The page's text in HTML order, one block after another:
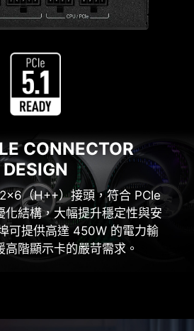
CONNECTOR
DESIGN
（H++）接頭，符合 PCIe
化結構，大幅提升穩定性與安
可提供高達 450W 的電力輸
高階顯示卡的嚴苛需求。